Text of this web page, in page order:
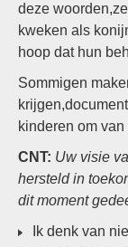
deze
kweken als
hoop dat hun
Sommigen
kinderen om
CNT: Uw visie
hersteld in
dit moment
Ik denk van